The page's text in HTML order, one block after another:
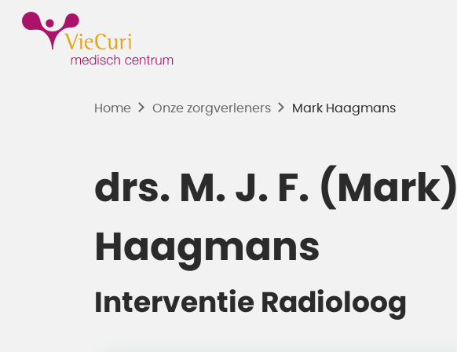
Home Onze zorgverleners Mark Haagmans
drs. M. J. F. (Mark)
Haagmans
Interventie Radioloog